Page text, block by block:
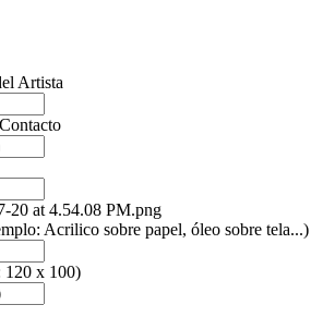
Artista
Acrilico sobre papel, óleo sobre tela...)
120 x 100)